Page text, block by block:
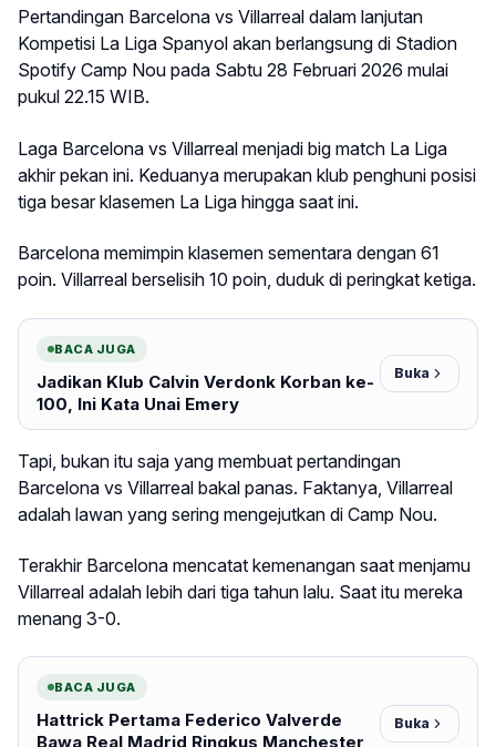
Pertandingan Barcelona vs Villarreal dalam lanjutan
Kompetisi La Liga Spanyol akan berlangsung di Stadion
Spotify Camp Nou pada Sabtu 28 Februari 2026 mulai
pukul 22.15 WIB.
Laga Barcelona vs Villarreal menjadi big match La Liga
akhir pekan ini. Keduanya merupakan klub penghuni posisi
tiga besar klasemen La Liga hingga saat ini.
Barcelona memimpin klasemen sementara dengan 61
poin. Villarreal berselisih 10 poin, duduk di peringkat ketiga.
BACA JUGA
Jadikan Klub Calvin Verdonk Korban ke-
100, Ini Kata Unai Emery
Buka
Tapi, bukan itu saja yang membuat pertandingan
Barcelona vs Villarreal bakal panas. Faktanya, Villarreal
adalah lawan yang sering mengejutkan di Camp Nou.
Terakhir Barcelona mencatat kemenangan saat menjamu
Villarreal adalah lebih dari tiga tahun lalu. Saat itu mereka
menang 3-0.
BACA JUGA
Hattrick Pertama Federico Valverde
Bawa Real Madrid Ringkus Manchester
Buka